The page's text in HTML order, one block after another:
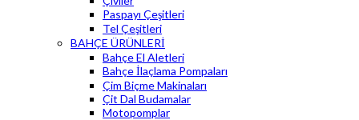
Paspayı Çeşitleri
Tel Çeşitleri
BAHÇE ÜRÜNLERİ
Bahçe El Aletleri
Bahçe İlaçlama Pompaları
Çim Biçme Makinaları
Çit Dal Budamalar
Motopomplar